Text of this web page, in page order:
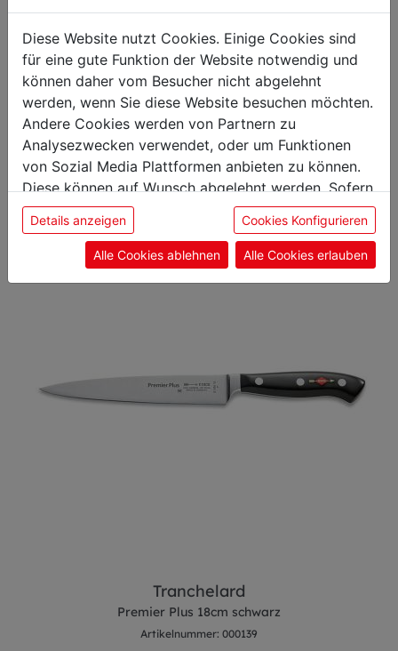
Das könnte Sie auch
interessieren
Tranchelard
Premier Plus 18cm schwarz
Artikelnummer: 000139
Tranchelard
Diese Website nutzt Cookies. Einige Cookies sind
für eine gute Funktion der Website notwendig und
können daher vom Besucher nicht abgelehnt
werden, wenn Sie diese Website besuchen möchten.
Andere Cookies werden von Partnern zu
Analysezwecken verwendet, oder um Funktionen
von Sozial Media Plattformen anbieten zu können.
Diese können auf Wunsch abgelehnt werden. Sofern
sie unsere Webseite weiter nutzen, geben Sie
Einwilligung zu unseren Cookies.
Details anzeigen Cookies Konfigurieren
Alle Cookies ablehnen Alle Cookies erlauben